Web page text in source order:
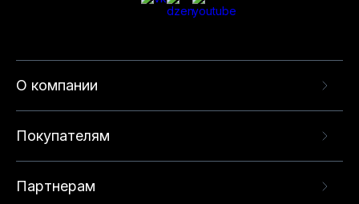
О компании
Покупателям
Партнерам